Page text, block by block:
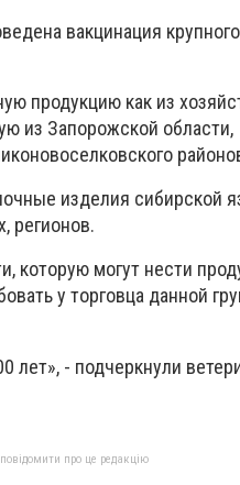
вакцинация крупного
продукцию как из
из Запорожской области,
изделия сибирской
регионов.
которую могут нести
у торговца данной
лет», - подчеркнули
про це редакцію